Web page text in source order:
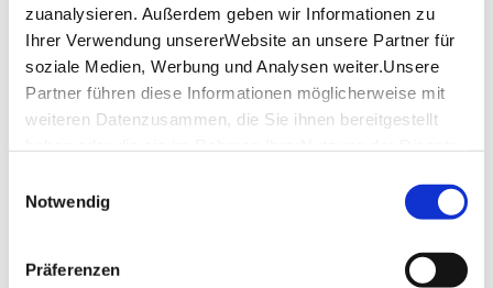
zuanalysieren. Außerdem geben wir Informationen zu
Ihrer Verwendung unsererWebsite an unsere Partner für
soziale Medien, Werbung und Analysen weiter.Unsere
Partner führen diese Informationen möglicherweise mit
weiteren Datenzusammen, die Sie ihnen bereitgestellt
Impressum
Notwendig
Präferenzen
Ein Gutschein muss vor Fahrtantritt online in ein
Ticket umgewandelt werden!
Fahrzeitänderungen sind jederzeit möglich! Bitte
informieren Sie sich vor Fahrtantritt im Internet
unter
www.stuttgart-citytour.de. Tickets sind
Aufzahlung in ein Kombiticket eingetauscht werden.